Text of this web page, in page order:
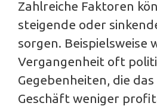
Zahlreiche Faktoren
steigende oder
sorgen. Beispielsweise
Vergangenheit oft
Gegebenheiten, die
Geschäft weniger